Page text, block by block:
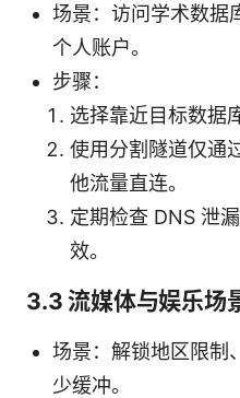
场景：访问学术数据
个人账户。
步骤：
选择靠近目标数据
使用分割隧道仅通
他流量直连。
定期检查 DNS 泄
效。
3.3 流媒体与娱乐场
场景：解锁地区限制
少缓冲。